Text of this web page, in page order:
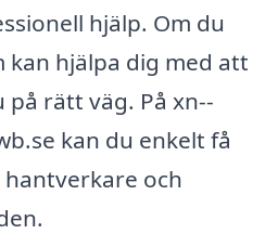
hjälp. Om du
kan hjälpa dig med att
rätt väg. På xn--
kan du enkelt få
och